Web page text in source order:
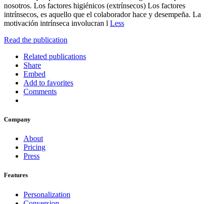
nosotros. Los factores higiénicos (extrínsecos) Los factores
intrínsecos, es aquello que el colaborador hace y desempeña. La
motivación intrínseca involucran l Less
Read the publication
Related publications
Share
Embed
Add to favorites
Comments
Company
About
Pricing
Press
Features
Personalization